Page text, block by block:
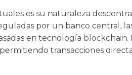
es su naturaleza
por un banco central,
en tecnología blockchain.
transacciones